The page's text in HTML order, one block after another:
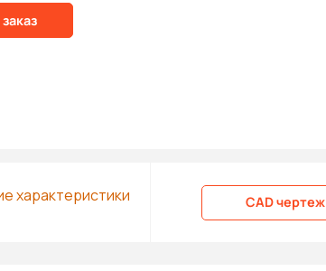
характеристики CAD чертеж